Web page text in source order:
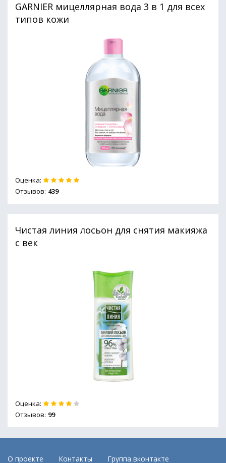
GARNIER мицеллярная вода 3 в 1 для всех
типов кожи
Оценка:
Отзывов: 439
Чистая линия лосьон для снятия макияжа
с век
Оценка:
Отзывов: 99
О проекте Контакты Группа вконтакте